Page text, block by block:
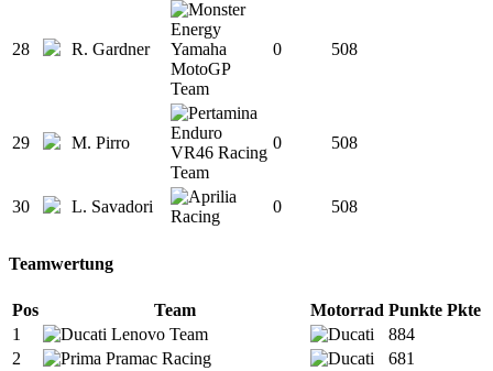
28 R. Gardner 0 508
29 M. Pirro 0 508
30 L. Savadori 0 508
Teamwertung
Pos Team Motorrad Punkte Pkte
1
884
2
681